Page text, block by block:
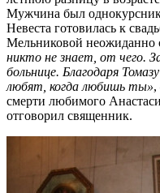
Мужчина был однокурсник
Невеста готовилась к
Мельниковой неожиданно
никто не знает, от чего.
больнице. Благодаря
любят, когда любишь ты»,
смерти любимого
отговорил священник.